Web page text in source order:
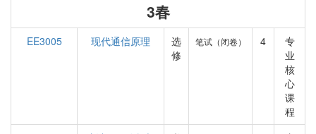
3春
EE3005 现代通信原理
选
修
笔试（闭卷） 4
专
业
核
心
课
程